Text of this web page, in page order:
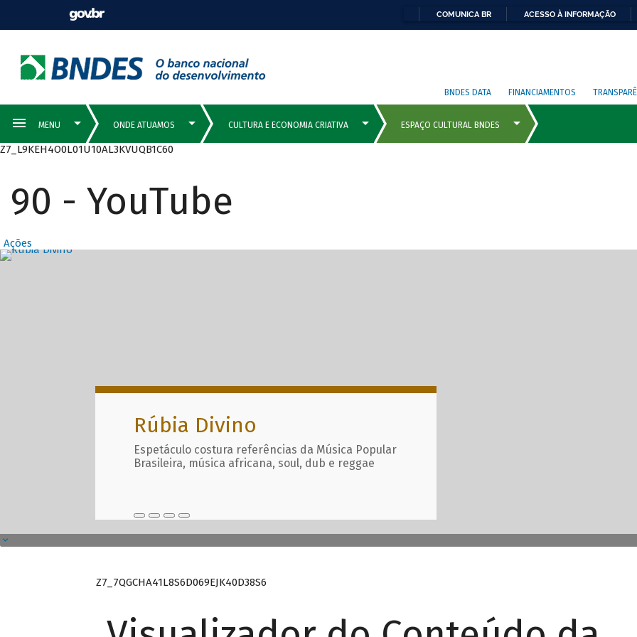
COMUNICA BR ACESSO À INFORMAÇÃO
BNDES DATA FINANCIAMENTOS
Z7_L9KEH4O0L01U10AL3KVUQB1C60
90 - YouTube
Ações
Destaques Principais com
Rúbia Divino
Espetáculo costura referências da Música Popular
Brasileira, música africana, soul, dub e reggae
Z7_7QGCHA41L8S6D069EJK40D38S6